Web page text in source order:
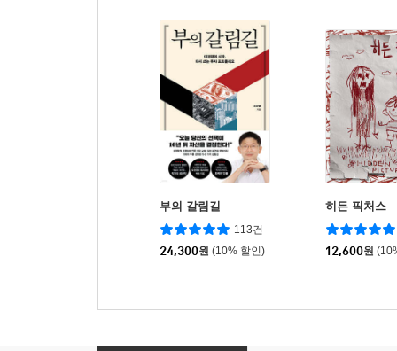
부의 갈림길
113건
24,300원 (10% 할인)
히든 픽처스
12,600원